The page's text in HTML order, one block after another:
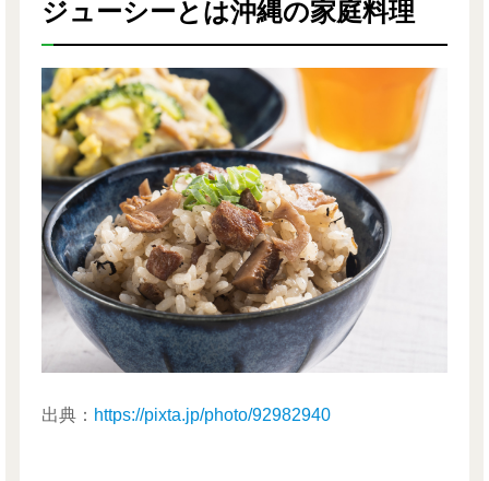
ジューシーとは沖縄の家庭料理
出典： https://pixta.jp/photo/92982940